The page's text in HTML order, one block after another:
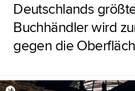
Deutschlands
Buchhändler wird
gegen die